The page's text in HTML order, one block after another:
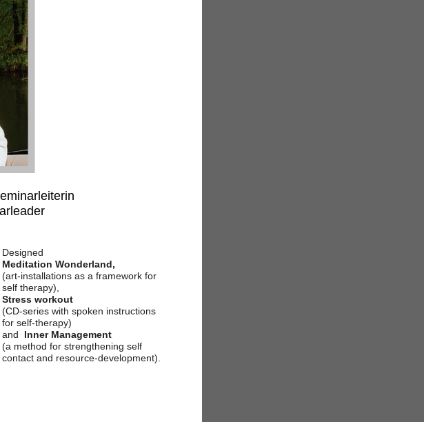
Designed
Meditation Wonderland,
(art-installations as a framework for
self therapy),
Stress workout
(CD-series with spoken instructions
for self-therapy)
and Inner Management
(a method for strengthening self
contact and resource-development).